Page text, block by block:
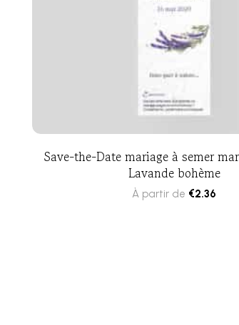
Save-the-Date mariage à semer
Lavande bohème
À partir de €2.36